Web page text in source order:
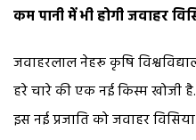
कम पानी में भी होगी जवाहर
जवाहरलाल नेहरू कृषि
हरे चारे की एक नई किस्म खोजी
इस नई प्रजाति को जवाहर